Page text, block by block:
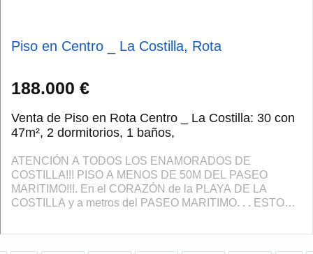
Piso en Centro _ La Costilla, Rota
188.000 €
Venta de Piso en Rota Centro _ La Costilla: 30 con
47m², 2 dormitorios, 1 baños,
ATENCIÓN A TODOS LOS ENAMORADOS DE
COSTILLA!!! PISO A MENOS DE 50M DEL PASEO
MARITIMO!!!. En el CORAZÓN de la PLAYA DE LA
COSTILLA y a metros del PASEO MARITIMO. . . ESTO